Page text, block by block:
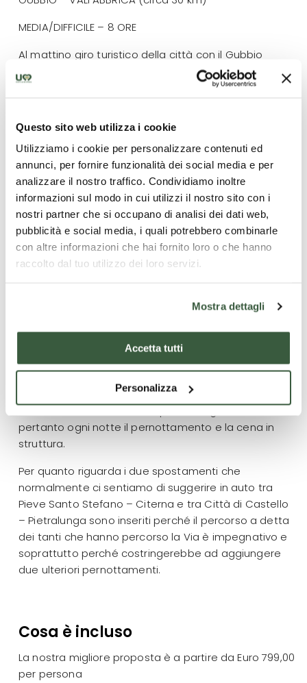
Questo sito web utilizza i cookie
Utilizziamo i cookie per personalizzare contenuti ed
annunci, per fornire funzionalità dei social media e per
analizzare il nostro traffico. Condividiamo inoltre
informazioni sul modo in cui utilizzi il nostro sito con i
nostri partner che si occupano di analisi dei dati web,
pubblicità e social media, i quali potrebbero combinarle
con altre informazioni che hai fornito loro o che hanno
raccolto dal tuo utilizzo dei loro servizi.
Mostra dettagli
Accetta tutti
Personalizza
MEDIA/DIFFICILE – 8 ORE
Al mattino giro turistico della città con il Gubbio
Express
5° giorno
VALFABBRICA – ASSISI (circa 15 km)
FACILE – 5 ORE
Pernottamento e cena.
6° giorno
ASSISI
Ogni sera dell’itinerario il pernottamento è previsto
presso strutture quali ad esempio il Refettorio del
agriturismi e affittacamere, lungo il percorso della Via
pertanto ogni notte il pernottamento e la cena in
struttura.
Per quanto riguarda i due spostamenti che
normalmente ci sentiamo di suggerire in auto tra
Pieve Santo Stefano – Citerna e tra Città di Castello
– Pietralunga sono inseriti perché il percorso a detta
dei tanti che hanno percorso la Via è impegnativo e
soprattutto perché costringerebbe ad aggiungere
due ulteriori pernottamenti.
Cosa è incluso
La nostra migliore proposta è a partire da Euro 799,00
per persona